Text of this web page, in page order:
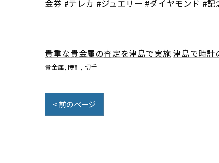
金券 #テレカ #ジュエリー #ダイヤモンド #
貴重な貴金属の査定を津島で実施 津島で時計
貴金属 時計 切手
< 前のページ